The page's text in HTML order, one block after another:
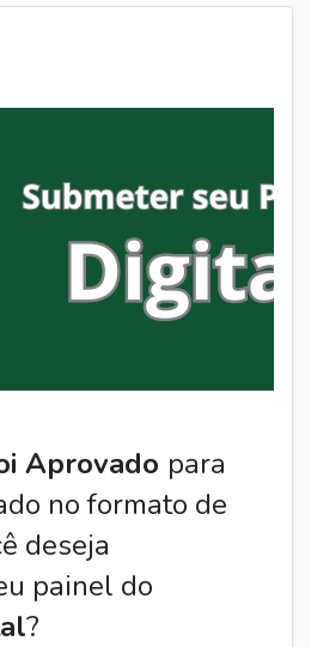
Aprovado para
deseja
painel do
?